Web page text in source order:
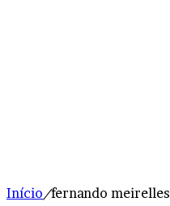
Início/fernando meirelles